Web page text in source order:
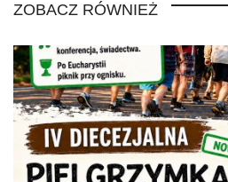
ZOBACZ RÓWNIEŻ